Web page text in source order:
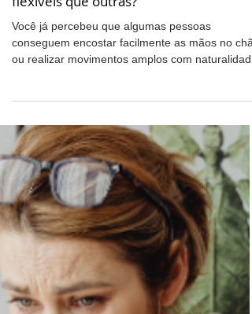
Por que algumas pessoas são mais
flexíveis que outras?
Você já percebeu que algumas pessoas
alongamentos simples? A diferença de
flexibilidade de uma pessoa para a outra é algo
muito comum. As razões são uma combinação
fatores genéticos, estruturais, comportamentais e
neurológicos. Neste artigo, você vai entender por
que algumas pessoas são mais flexíveis que
outras e o que pode ser feito para